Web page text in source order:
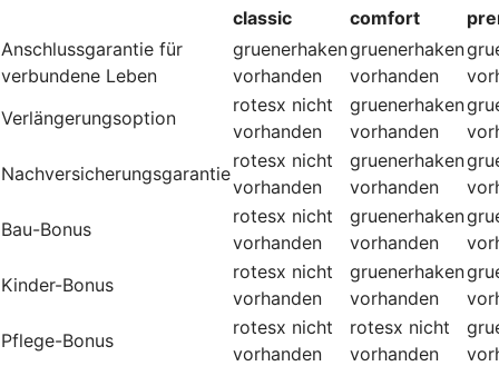
classic comfort
Anschlussgarantie für
verbundene Leben
gruenerhaken
vorhanden
gruenerhaken
vorhanden
Verlängerungsoption
rotesx nicht
vorhanden
gruenerhaken
vorhanden
Nachversicherungsgarantie
rotesx nicht
vorhanden
gruenerhaken
vorhanden
Bau-Bonus
rotesx nicht
vorhanden
gruenerhaken
vorhanden
Kinder-Bonus
rotesx nicht
vorhanden
gruenerhaken
vorhanden
Pflege-Bonus
rotesx nicht
vorhanden
rotesx nicht
vorhanden